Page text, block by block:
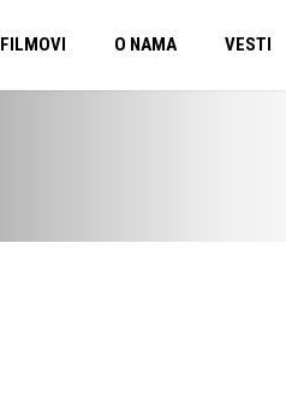
FILMOVI O NAMA VESTI